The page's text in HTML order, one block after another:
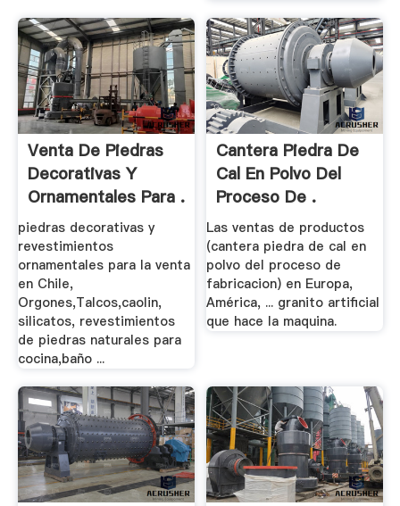
Venta De Piedras
Decorativas Y
Ornamentales Para .
piedras decorativas y
revestimientos
ornamentales para la venta
en Chile,
Orgones,Talcos,caolin,
silicatos, revestimientos
de piedras naturales para
cocina,baño ...
Cantera Piedra De
Cal En Polvo Del
Proceso De .
Las ventas de productos
(cantera piedra de cal en
polvo del proceso de
fabricacion) en Europa,
América, ... granito artificial
que hace la maquina.